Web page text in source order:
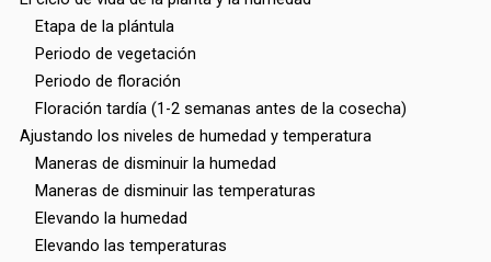
Etapa de la plántula
Periodo de vegetación
Periodo de floración
Floración tardía (1-2 semanas antes de la cosecha)
Ajustando los niveles de humedad y temperatura
Maneras de disminuir la humedad
Maneras de disminuir las temperaturas
Elevando la humedad
Elevando las temperaturas